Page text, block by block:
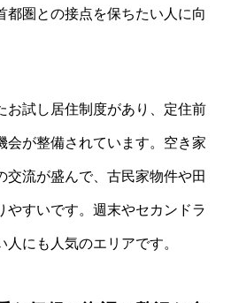
都圏との接点を保ちたい人に向
お試し居住制度があり、定住前
会が整備されています。空き家
交流が盛んで、古民家物件や田
やすいです。週末やセカンドラ
にも人気のエリアです。